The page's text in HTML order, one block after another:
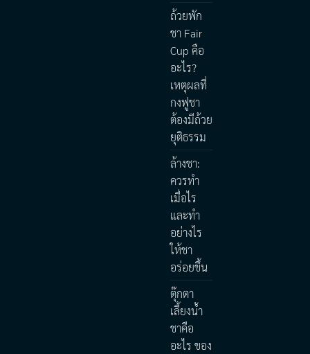
ถ้วยพัก
ชา Fair
Cup คือ
อะไร?
เหตุผลที่
กงฟูชา
ต้องมีถ้วย
ยุติธรรม
ล้างชา:
ควรทำ
เมื่อไร
และทำ
อย่างไร
ให้ชา
อร่อยขึ้น
ตุ๊กตา
เลี้ยงน้ำ
ชาคือ
อะไร ของ